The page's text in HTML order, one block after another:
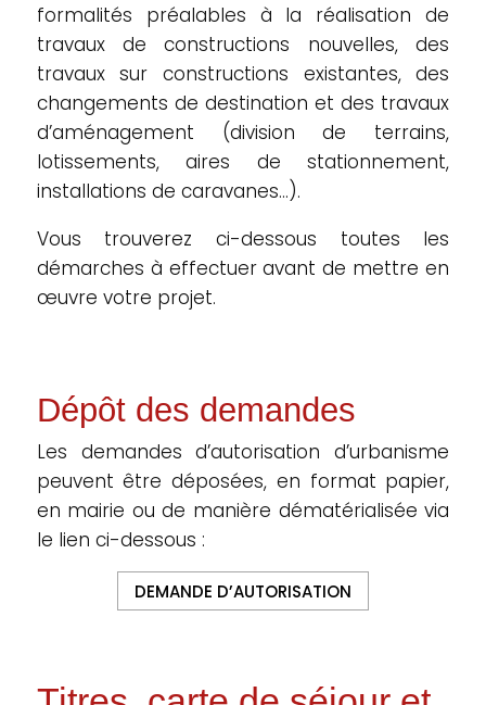
formalités préalables à la réalisation de
travaux de constructions nouvelles, des
travaux sur constructions existantes, des
changements de destination et des travaux
d’aménagement (division de terrains,
lotissements, aires de stationnement,
installations de caravanes…).
Vous trouverez ci-dessous toutes les
démarches à effectuer avant de mettre en
œuvre votre projet.
Dépôt des demandes
Les demandes d’autorisation d’urbanisme
peuvent être déposées, en format papier,
en mairie ou de manière dématérialisée via
le lien ci-dessous :
DEMANDE D’AUTORISATION